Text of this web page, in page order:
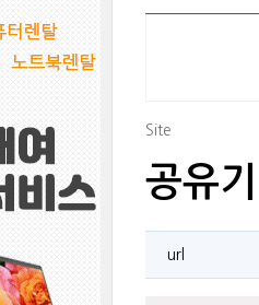
Site
공유
url